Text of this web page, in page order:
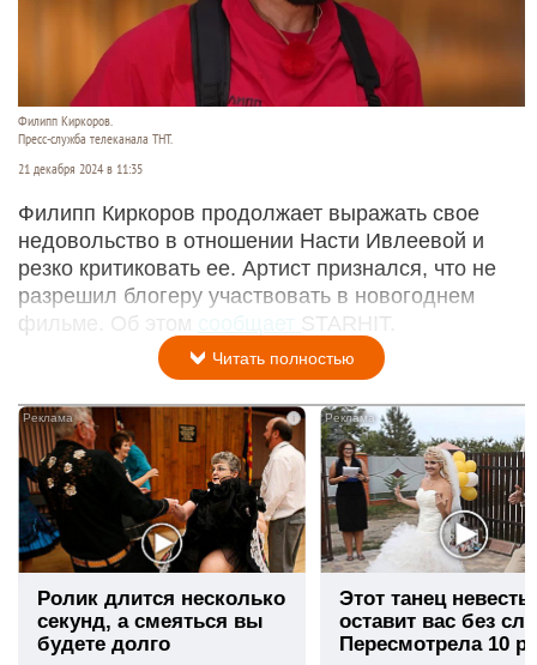
Филипп Киркоров.
Пресс-служба телеканала ТНТ.
21 декабря 2024 в 11:35
Филипп Киркоров продолжает выражать свое
недовольство в отношении Насти Ивлеевой и
резко критиковать ее. Артист признался, что не
разрешил блогеру участвовать в новогоднем
фильме. Об этом
сообщает STARHIT.
Читать полностью
Ролик длится несколько
секунд, а смеяться вы
будете долго
Этот танец невесты
оставит вас без
Пересмотрела 10